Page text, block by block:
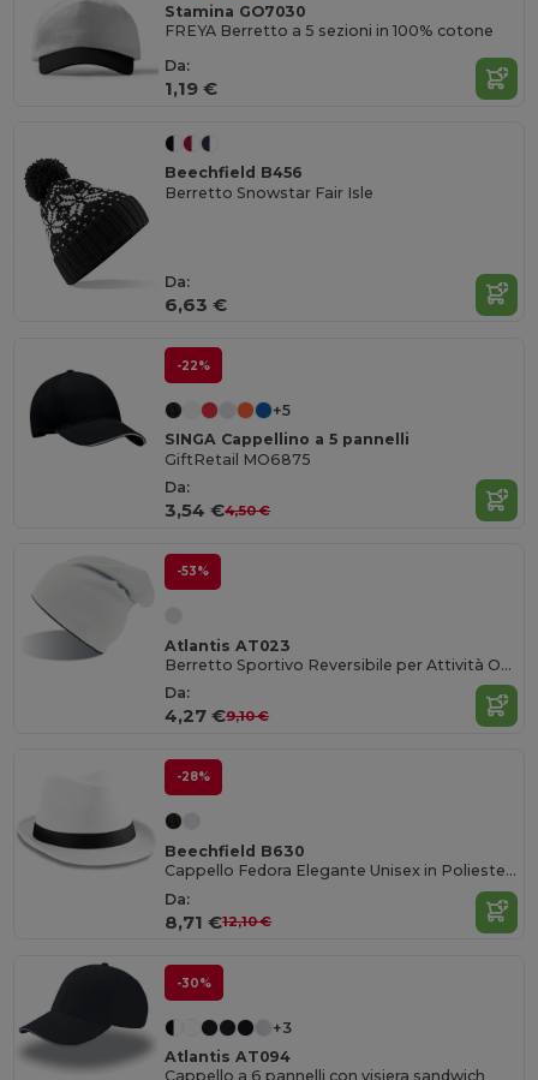
Stamina GO7030
FREYA Berretto a 5 sezioni in 100% cotone
Da:
1,19 €
Beechfield B456
Berretto Snowstar Fair Isle
Da:
6,63 €
-22%
+5
SINGA Cappellino a 5 pannelli
GiftRetail MO6875
Da:
3,54 €4,50 €
-53%
Atlantis AT023
Berretto Sportivo Reversibile per Attività Outdoor
Da:
4,27 €9,10 €
-28%
Beechfield B630
Cappello Fedora Elegante Unisex in Poliestere
Da:
8,71 €12,10 €
-30%
+3
Atlantis AT094
Cappello a 6 pannelli con visiera sandwich